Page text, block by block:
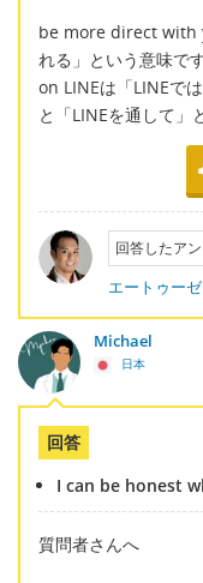
be more direct with
れる」という意味です
on LINEは「LINEで
と「LINEを通して」
回答したア
エートゥー
Michael
日本
回答
I can be honest
質問者さんへ